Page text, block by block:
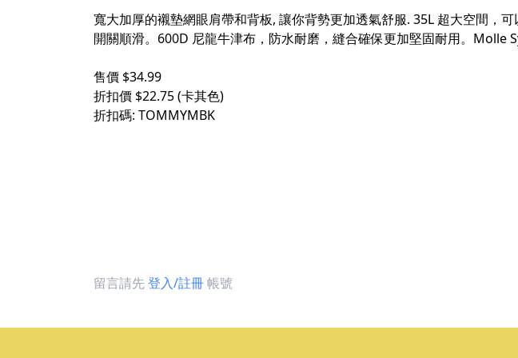
寬大加厚的襯墊網眼肩帶和背板, 讓你背勢更加透氣舒服. 35L 超大空間，
開關順滑。600D 尼龍牛津布，防水耐磨，縫合確保更加堅固耐用。
售價 $34.99
折扣價 $22.75 (卡其色)
折扣碼: TOMMYMBK
留言請先登入/註冊帳號